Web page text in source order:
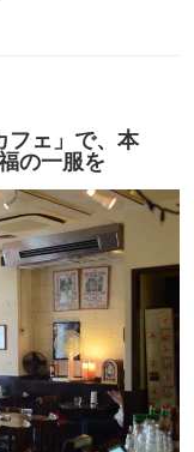
フェ」で、本
の一服を